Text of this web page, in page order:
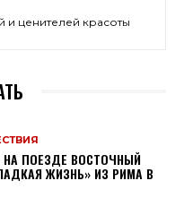
ценителей красоты
НА ПОЕЗДЕ ВОСТОЧНЫЙ
ЖИЗНЬ» ИЗ РИМА В